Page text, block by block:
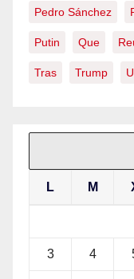
Pedro Sánchez
Putin Que
Tras Trump
L M
3 4